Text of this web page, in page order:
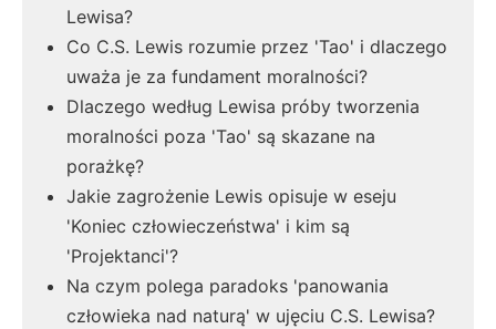
Lewisa?
Co C.S. Lewis rozumie przez 'Tao' i dlaczego
uważa je za fundament moralności?
Dlaczego według Lewisa próby tworzenia
moralności poza 'Tao' są skazane na
porażkę?
Jakie zagrożenie Lewis opisuje w eseju
'Koniec człowieczeństwa' i kim są
'Projektanci'?
Na czym polega paradoks 'panowania
człowieka nad naturą' w ujęciu C.S. Lewisa?